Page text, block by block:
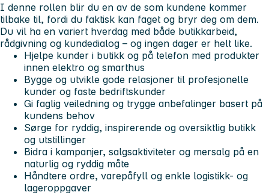
I denne rollen blir du en av de som kundene kommer
tilbake til, fordi du faktisk kan faget og bryr deg om dem.
Du vil ha en variert hverdag med både butikkarbeid,
rådgivning og kundedialog – og ingen dager er helt like.
Hjelpe kunder i butikk og på telefon med produkter
innen elektro og smarthus
Bygge og utvikle gode relasjoner til profesjonelle
kunder og faste bedriftskunder
Gi faglig veiledning og trygge anbefalinger basert på
kundens behov
Sørge for ryddig, inspirerende og oversiktlig butikk
og utstillinger
Bidra i kampanjer, salgsaktiviteter og mersalg på en
naturlig og ryddig måte
Håndtere ordre, varepåfyll og enkle logistikk- og
lageroppgaver